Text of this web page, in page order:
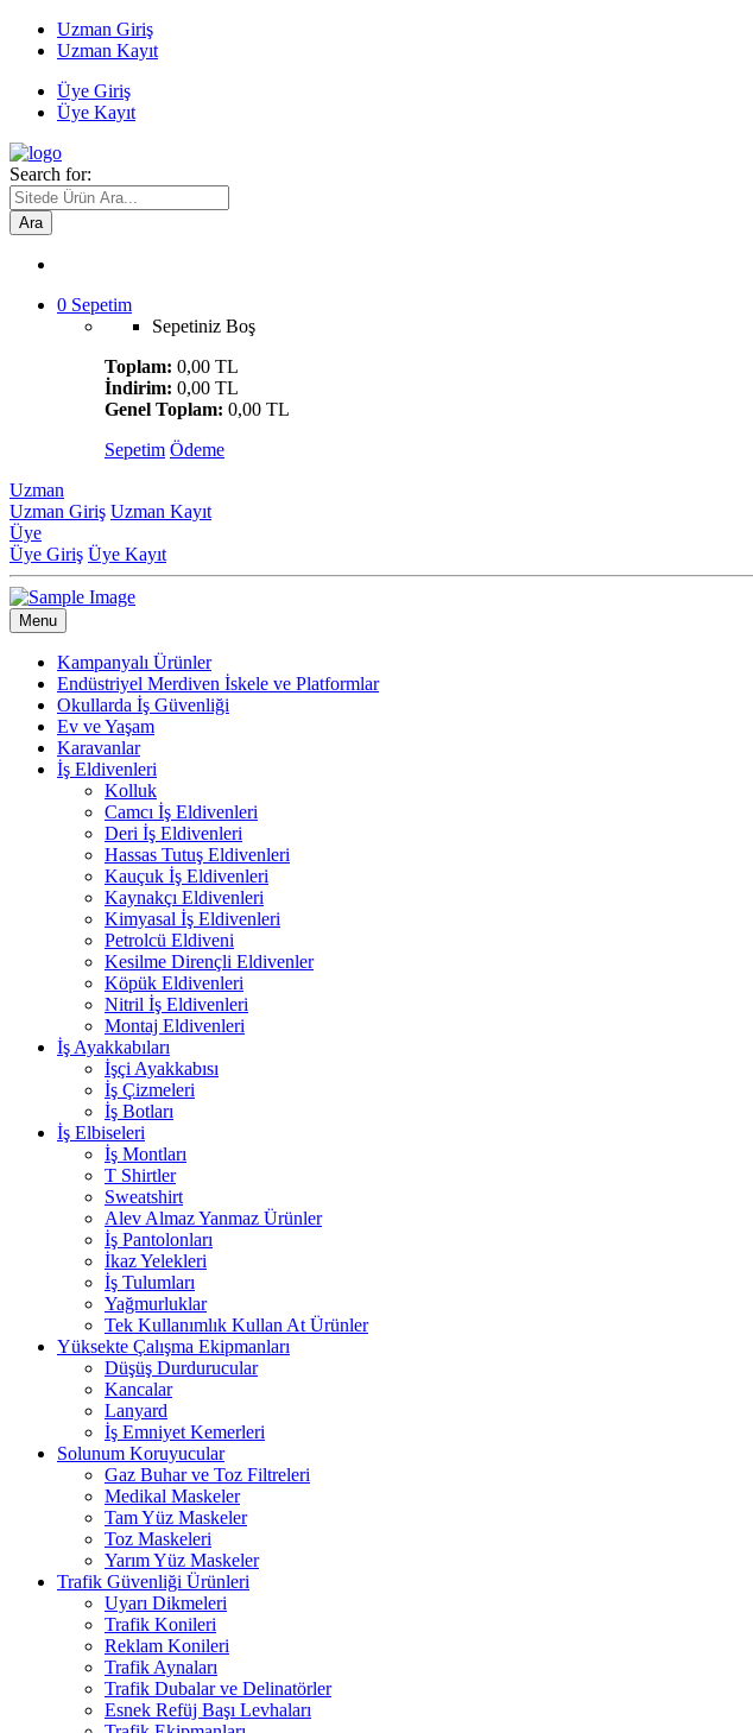
Uzman Giriş
Uzman Kayıt
Üye Giriş
Üye Kayıt
Search for:
Ara
0 Sepetim
Sepetiniz Boş
Toplam: 0,00 TL
İndirim: 0,00 TL
Genel Toplam: 0,00 TL
Sepetim Ödeme
Uzman
Uzman Giriş Uzman Kayıt
Üye
Üye Giriş Üye Kayıt
Menu
Kampanyalı Ürünler
Endüstriyel Merdiven İskele ve Platformlar
Okullarda İş Güvenliği
Ev ve Yaşam
Karavanlar
İş Eldivenleri
Kolluk
Camcı İş Eldivenleri
Deri İş Eldivenleri
Hassas Tutuş Eldivenleri
Kauçuk İş Eldivenleri
Kaynakçı Eldivenleri
Kimyasal İş Eldivenleri
Petrolcü Eldiveni
Kesilme Dirençli Eldivenler
Köpük Eldivenleri
Nitril İş Eldivenleri
Montaj Eldivenleri
İş Ayakkabıları
İşçi Ayakkabısı
İş Çizmeleri
İş Botları
İş Elbiseleri
İş Montları
T Shirtler
Sweatshirt
Alev Almaz Yanmaz Ürünler
İş Pantolonları
İkaz Yelekleri
İş Tulumları
Yağmurluklar
Tek Kullanımlık Kullan At Ürünler
Yüksekte Çalışma Ekipmanları
Düşüş Durdurucular
Kancalar
Lanyard
İş Emniyet Kemerleri
Solunum Koruyucular
Gaz Buhar ve Toz Filtreleri
Medikal Maskeler
Tam Yüz Maskeler
Toz Maskeleri
Yarım Yüz Maskeler
Trafik Güvenliği Ürünleri
Uyarı Dikmeleri
Trafik Konileri
Reklam Konileri
Trafik Aynaları
Trafik Dubalar ve Delinatörler
Esnek Refüj Başı Levhaları